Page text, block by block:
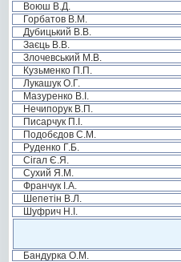
Воюш В.Д.
Горбатов В.М.
Дубицький В.В.
Заєць В.В.
Злочевський М.В.
Кузьменко П.П.
Лукашук О.Г.
Мазуренко В.І.
Нечипорук В.П.
Писарчук П.І.
Подобєдов С.М.
Руденко Г.Б.
Сігал Є.Я.
Сухий Я.М.
Франчук І.А.
Шепетін В.Л.
Шуфрич Н.І.
Бандурка О.М.